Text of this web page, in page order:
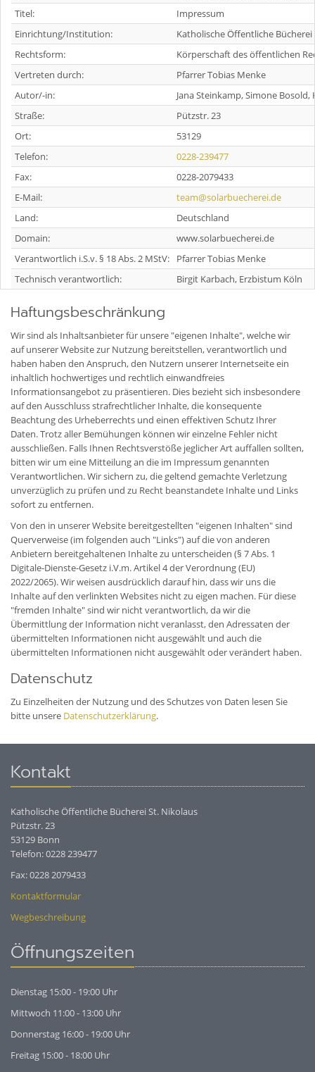
Titel:
Impressum
Einrichtung/Institution:
Katholische Öffentliche
Rechtsform:
Körperschaft des öffentlichen
Vertreten durch:
Pfarrer Tobias Menke
Autor/-in:
Jana Steinkamp, Simone Bosold,
Straße:
Pützstr. 23
Ort:
53129
Telefon:
0228-239477
Fax:
0228-2079433
E-Mail:
team@solarbuecherei.de
Land:
Deutschland
Domain:
www.solarbuecherei.de
Verantwortlich i.S.v. § 18 Abs. 2 MStV:
Pfarrer Tobias Menke
Technisch verantwortlich:
Birgit Karbach, Erzbistum Köln
Haftungsbeschränkung
Wir sind als Inhaltsanbieter für unsere "eigenen Inhalte", welche wir
auf unserer Website zur Nutzung bereitstellen, verantwortlich und
haben haben den Anspruch, den Nutzern unserer Internetseite ein
inhaltlich hochwertiges und rechtlich einwandfreies
Informationsangebot zu präsentieren. Dies bezieht sich insbesondere
auf den Ausschluss strafrechtlicher Inhalte, die konsequente
Beachtung des Urheberrechts und einen effektiven Schutz Ihrer
Daten. Trotz aller Bemühungen können wir einzelne Fehler nicht
ausschließen. Falls Ihnen Rechtsverstöße jeglicher Art auffallen sollten,
bitten wir um eine Mitteilung an die im Impressum genannten
Verantwortlichen. Wir sichern zu, die geltend gemachte Verletzung
unverzüglich zu prüfen und zu Recht beanstandete Inhalte und Links
sofort zu entfernen.
Von den in unserer Website bereitgestellten "eigenen Inhalten" sind
Querverweise (im folgenden auch "Links") auf die von anderen
Anbietern bereitgehaltenen Inhalte zu unterscheiden (§ 7 Abs. 1
Digitale-Dienste-Gesetz i.V.m. Artikel 4 der Verordnung (EU)
2022/2065). Wir weisen ausdrücklich darauf hin, dass wir uns die
Inhalte auf den verlinkten Websites nicht zu eigen machen. Für diese
"fremden Inhalte" sind wir nicht verantwortlich, da wir die
Übermittlung der Information nicht veranlasst, den Adressaten der
übermittelten Informationen nicht ausgewählt und auch die
übermittelten Informationen nicht ausgewählt oder verändert haben.
Datenschutz
Zu Einzelheiten der Nutzung und des Schutzes von Daten lesen Sie
bitte unsere Datenschutzerklärung.
Kontakt
Katholische Öffentliche Bücherei St. Nikolaus
Pützstr. 23
53129 Bonn
Telefon: 0228 239477
Fax: 0228 2079433
Kontaktformular
Wegbeschreibung
Öffnungszeiten
Dienstag 15:00 - 19:00 Uhr
Mittwoch 11:00 - 13:00 Uhr
Donnerstag 16:00 - 19:00 Uhr
Freitag 15:00 - 18:00 Uhr